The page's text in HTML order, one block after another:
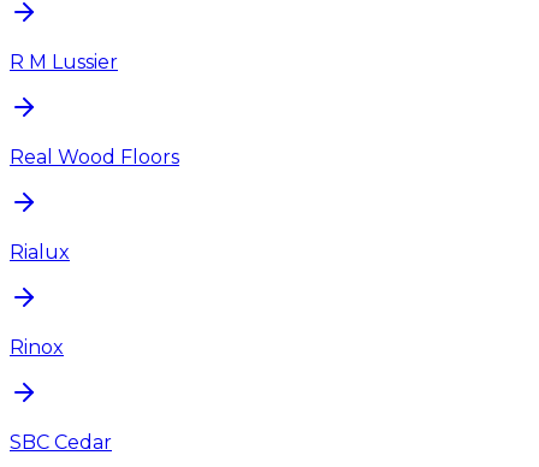
R M Lussier
Real Wood Floors
Rialux
Rinox
SBC Cedar